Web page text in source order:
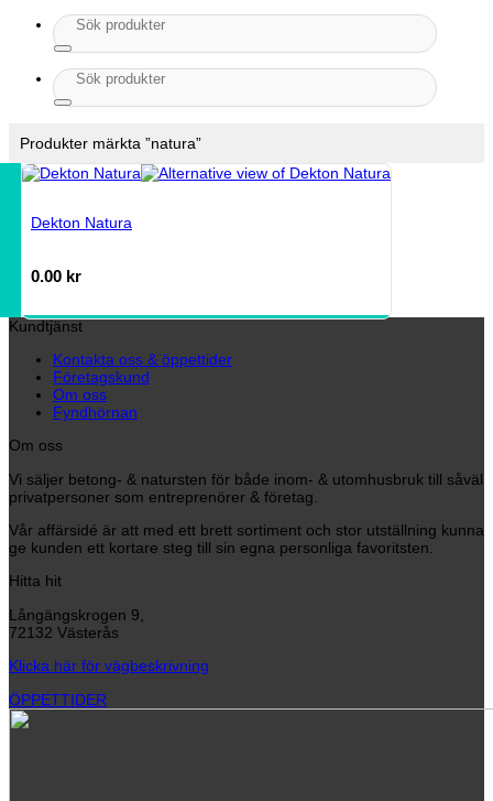
Sök
efter:
Sök
efter:
Produkter märkta ”natura”
Dekton Natura
0.00 kr
Kundtjänst
Kontakta oss & öppettider
Företagskund
Om oss
Fyndhörnan
Om oss
Vi säljer betong- & natursten för både inom- & utomhusbruk till såväl
privatpersoner som entreprenörer & företag.
Vår affärsidé är att med ett brett sortiment och stor utställning kunna
ge kunden ett kortare steg till sin egna personliga favoritsten.
Hitta hit
Långängskrogen 9,
72132 Västerås
Klicka här för vägbeskrivning
ÖPPETTIDER